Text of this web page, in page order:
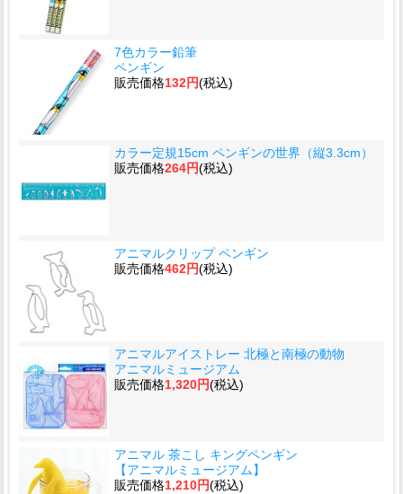
7色カラー鉛筆
ペンギン
販売価格132円(税込)
カラー定規15cm ペンギンの世界（縦3.3cm）
販売価格264円(税込)
アニマルクリップ ペンギン
販売価格462円(税込)
アニマルアイストレー 北極と南極の動物
アニマルミュージアム
販売価格1,320円(税込)
アニマル 茶こし キングペンギン
【アニマルミュージアム】
販売価格1,210円(税込)